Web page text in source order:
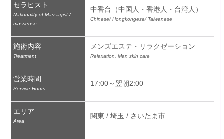
セラピスト
Nationality of Massagist /
masseuse
中香台（中国人・香港人・台湾人）
Chinese/ Hongkongese/ Taiwanese
施術内容
Treatment
メンズエステ・リラクゼーション
Relaxation, Man skin care
営業時間
Service Hours
17:00～翌朝2:00
エリア
Area
関東 / 埼玉 / さいたま市